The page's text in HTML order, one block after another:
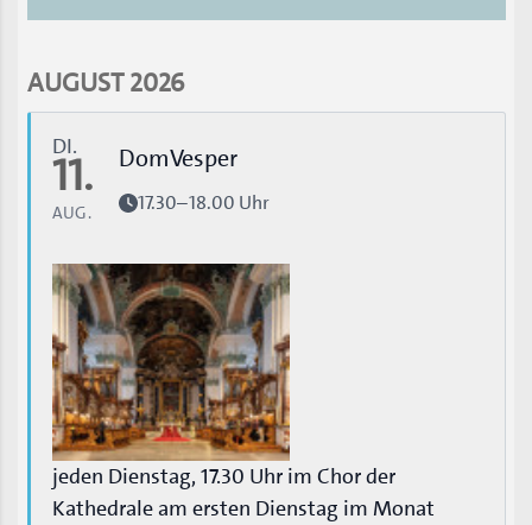
AUGUST 2026
DI.
11.
AUG.
DomVesper
17.30–18.00 Uhr
jeden Dienstag, 17.30 Uhr im Chor der
Kathedrale am ersten Dienstag im Monat